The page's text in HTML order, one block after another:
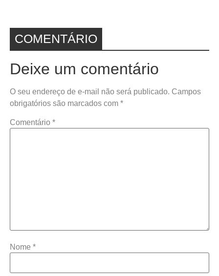
COMENTÁRIO
Deixe um comentário
O seu endereço de e-mail não será publicado. Campos
obrigatórios são marcados com *
Comentário *
Nome *